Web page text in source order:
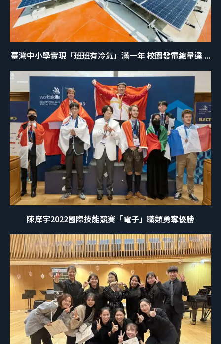
臺灣中小學實現「班班有冷氣」滿一年 校園發電總量達 ...
陳庠宇2022國際技能競賽「電子」職類勇奪優勝